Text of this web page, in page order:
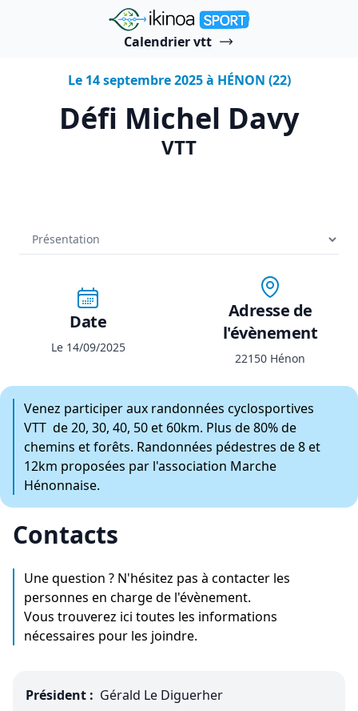
"Ikinoa Sport"
Calendrier vtt
Le 14 septembre 2025 à HÉNON (22)
Défi Michel Davy
VTT
Date
Le 14/09/2025
Adresse de
l'évènement
22150 Hénon
Venez participer aux randonnées cyclosportives
VTT de 20, 30, 40, 50 et 60km. Plus de 80% de
chemins et forêts. Randonnées pédestres de 8 et
12km proposées par l'association Marche
Hénonnaise.
Contacts
Une question ? N'hésitez pas à contacter les
personnes en charge de l'évènement.
Vous trouverez ici toutes les informations
nécessaires pour les joindre.
Président : Gérald Le Diguerher